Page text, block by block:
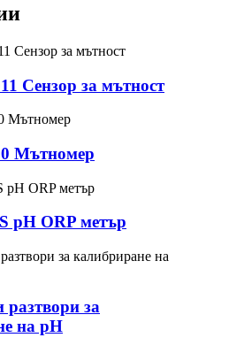
Сензор за мътност
Мътномер
pH ORP метър
разтвори за
на pH